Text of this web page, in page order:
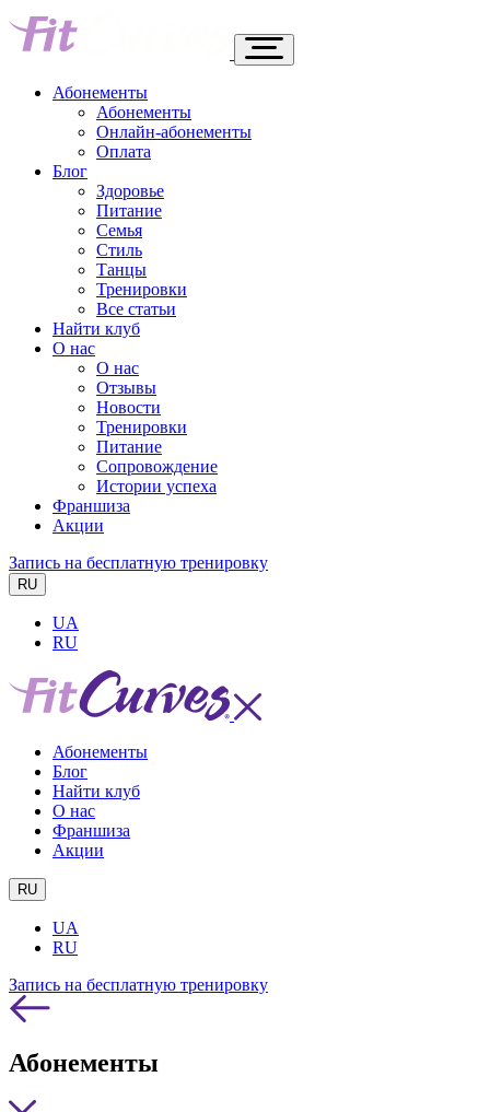
Абонементы
Абонементы
Онлайн-абонементы
Оплата
Блог
Здоровье
Питание
Семья
Стиль
Танцы
Тренировки
Все статьи
Найти клуб
О нас
О нас
Отзывы
Новости
Тренировки
Питание
Сопровождение
Истории успеха
Франшиза
Акции
Запись на бесплатную тренировку
RU
UA
RU
Абонементы
Блог
Найти клуб
О нас
Франшиза
Акции
RU
UA
RU
Запись на бесплатную тренировку
Абонементы